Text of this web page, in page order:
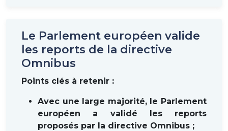
Le Parlement européen valide
les reports de la directive
Omnibus
Points clés à retenir :
Avec une large majorité, le Parlement
européen a validé les reports
proposés par la directive Omnibus ;